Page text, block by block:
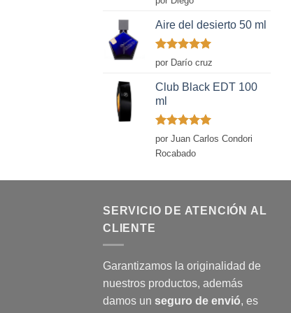
con
de 5
Aire del desierto 50 ml
Valorado
con
por Darío cruz
Club Black EDT 100
ml
Valorado
con 5 de 5
por Juan Carlos Condori
Rocabado
SERVICIO DE ATENCIÓN AL
CLIENTE
Garantizamos la originalidad de
nuestros productos, además
damos un seguro de envió, es